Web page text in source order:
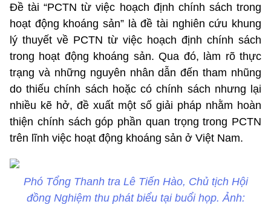
Đề tài “PCTN từ việc hoạch định chính sách trong
hoạt động khoáng sản” là đề tài nghiên cứu khung
lý thuyết về PCTN từ việc hoạch định chính sách
trong hoạt động khoáng sản. Qua đó, làm rõ thực
trạng và những nguyên nhân dẫn đến tham nhũng
do thiếu chính sách hoặc có chính sách nhưng lại
nhiều kẽ hở, đề xuất một số giải pháp nhằm hoàn
thiện chính sách góp phần quan trọng trong PCTN
trên lĩnh việc hoạt động khoáng sản ở Việt Nam.
Phó Tổng Thanh tra Lê Tiến Hào, Chủ tịch Hội
đồng Nghiệm thu phát biểu tại buổi họp. Ảnh: